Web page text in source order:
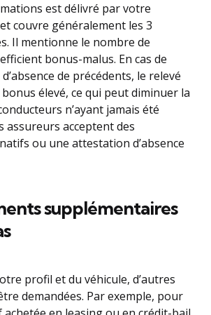
est délivré par votre
couvre généralement les 3
Il mentionne le nombre de
bonus-malus. En cas de
de précédents, le relevé
élevé, ce qui peut diminuer la
n’ayant jamais été
assureurs acceptent des
ou une attestation d’absence
supplémentaires
profil et du véhicule, d’autres
demandées. Par exemple, pour